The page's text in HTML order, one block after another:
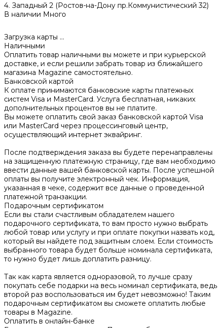
4. Западный 2 (Ростов-на-Дону пр.Коммунистический 32)
В наличии Много
Загрузка карты ...
Наличными
Оплатить товар наличными вы можете и при курьерской
доставке, и если решили забрать товар из ближайшего
магазина Magazine самоcтоятельно.
Банковской картой
К оплате принимаются банковские карты платежных
систем Visa и MasterCard. Услуга бесплатная, никаких
дополнительных процентов вы не платите.
Вы можете оплатить свой заказ банковской картой Visa
или MasterCard через процессинговый центр,
осуществляющий интернет эквайринг.
После подтверждения заказа вы будете перенаправлены
на защищенную платежную страницу, где вам необходимо
ввести данные вашей банковской карты. После успешной
оплаты вы получите электронный чек. Информация,
указанная в чеке, содержит все данные о проведенной
платежной транзакции.
Подарочным сертификатом
Если вы стали счастливым обладателем нашего
подарочного сертификата, то вам просто нужно выбрать
любой товар или услугу и при оплате покупки назвать код,
который вы найдете под защитным слоем. Если стоимость
выбранного товара будет больше номинала сертификата,
то нужно будет лишь доплатить разницу.
Так как карта является одноразовой, то лучше сразу
покупать себе подарки на весь номинал сертификата, ведь
второй раз воспользоваться им будет невозможно! Таким
подарочным сертификатом вы сможете оплатить любые
товары в Magazine.
Оплатить в онлайн-банке